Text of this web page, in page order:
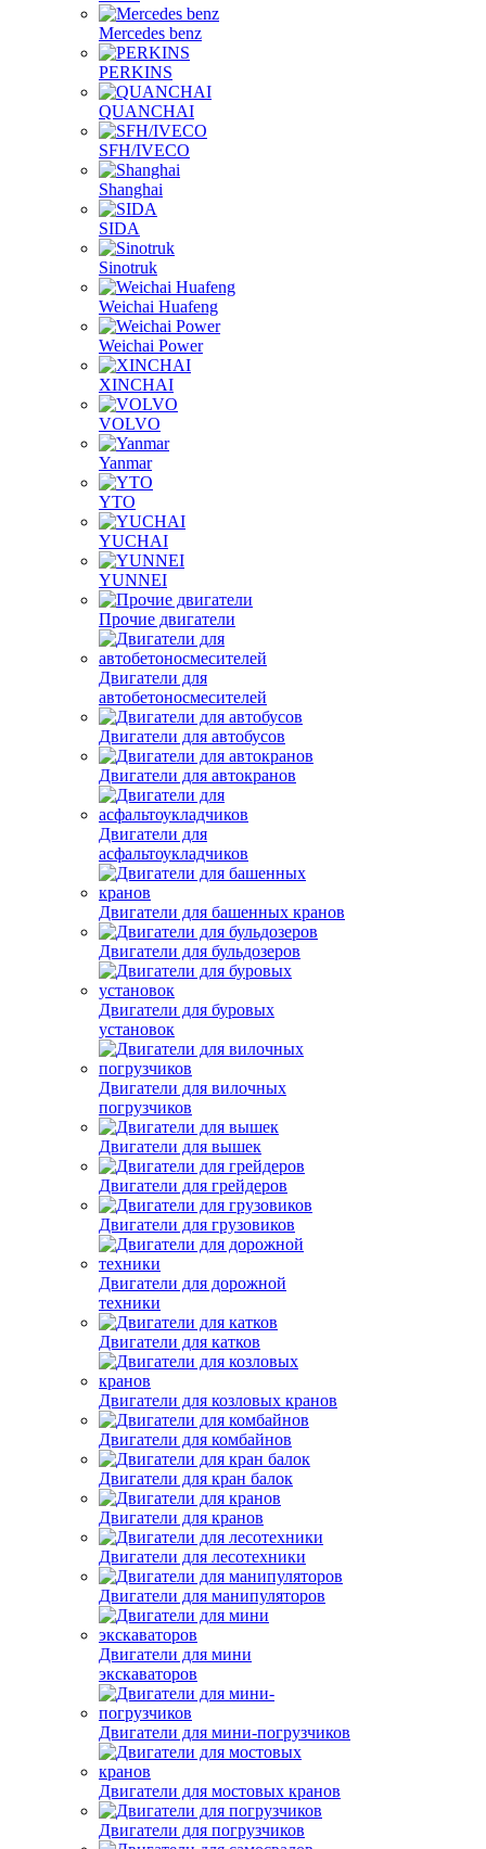
Mercedes benz
PERKINS
QUANCHAI
SFH/IVECO
Shanghai
SIDA
Sinotruk
Weichai Huafeng
Weichai Power
XINCHAI
VOLVO
Yanmar
YTO
YUCHAI
YUNNEI
Прочие двигатели
Двигатели для
автобетоносмесителей
Двигатели для автобусов
Двигатели для автокранов
Двигатели для
асфальтоукладчиков
Двигатели для башенных кранов
Двигатели для бульдозеров
Двигатели для буровых
установок
Двигатели для вилочных
погрузчиков
Двигатели для вышек
Двигатели для грейдеров
Двигатели для грузовиков
Двигатели для дорожной
техники
Двигатели для катков
Двигатели для козловых кранов
Двигатели для комбайнов
Двигатели для кран балок
Двигатели для кранов
Двигатели для лесотехники
Двигатели для манипуляторов
Двигатели для мини
экскаваторов
Двигатели для мини-погрузчиков
Двигатели для мостовых кранов
Двигатели для погрузчиков